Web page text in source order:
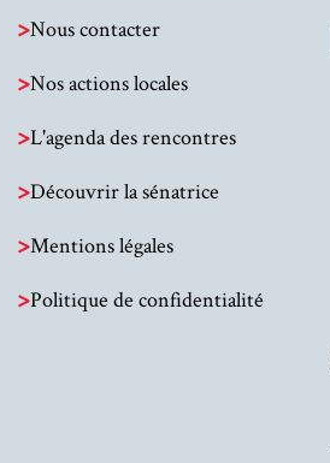
>Nous contacter
>Nos actions locales
>L'agenda des rencontres
>Découvrir la sénatrice
>Mentions légales
>Politique de confidentialité